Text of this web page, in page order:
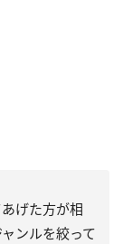
げた方が相
ンルを絞って